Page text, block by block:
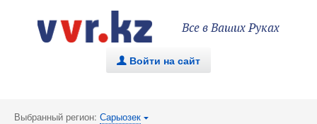
Все в Ваших Руках
. Войти на сайт
Выбранный регион: Сарыозек {